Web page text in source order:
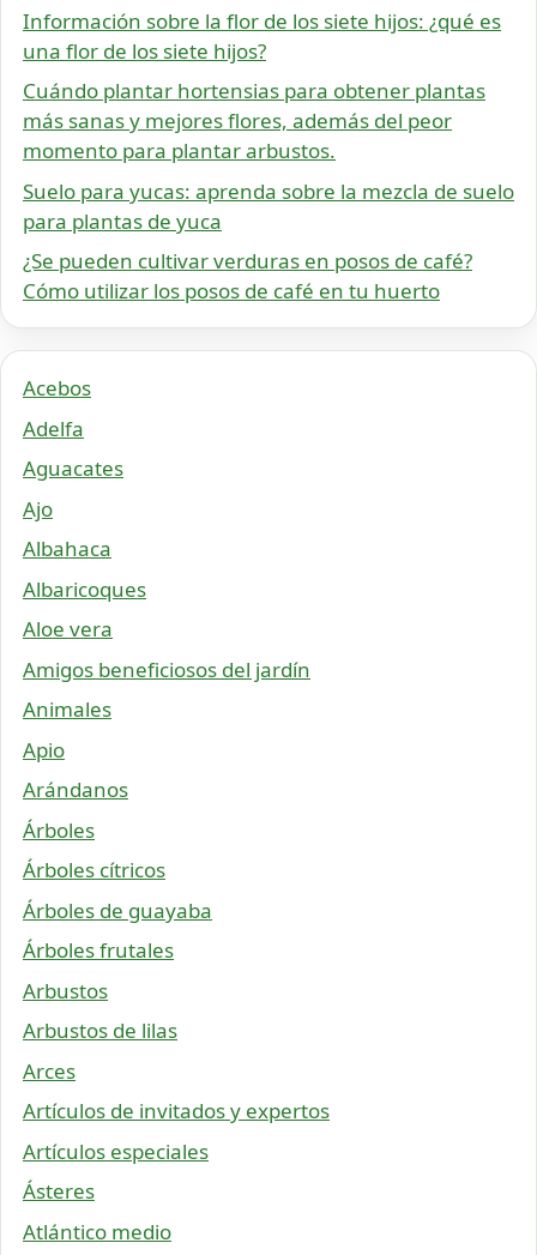
Información sobre la flor de los siete hijos: ¿qué es
una flor de los siete hijos?
Cuándo plantar hortensias para obtener plantas
más sanas y mejores flores, además del peor
momento para plantar arbustos.
Suelo para yucas: aprenda sobre la mezcla de suelo
para plantas de yuca
¿Se pueden cultivar verduras en posos de café?
Cómo utilizar los posos de café en tu huerto
Acebos
Adelfa
Aguacates
Ajo
Albahaca
Albaricoques
Aloe vera
Amigos beneficiosos del jardín
Animales
Apio
Arándanos
Árboles
Árboles cítricos
Árboles de guayaba
Árboles frutales
Arbustos
Arbustos de lilas
Arces
Artículos de invitados y expertos
Artículos especiales
Ásteres
Atlántico medio